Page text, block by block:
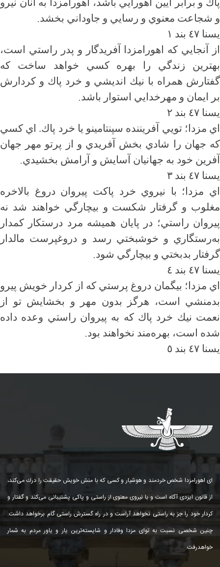
پاك و برابر آيين اهورايي باشد، اهورامزدا به آنان نيرو
و شجاعت معنوي و رسايي و جاوداني بخشد.
يسنا ٤٧ بند ١
از آنجايي كه اهورامزدا آفريدگار و پدر راستي است،
بهترين زندگي را بهره كسي خواهد ساخت كه
گفتارش همراه با نيك انديشي و خرد پاك و كردارش
بر ايمان و مهرخدايي استوار باشد.
يسنا ٤٧ بند ٢
اي مزدا؛ تويي آفريننده سپنتامينو يا خرد پاك. اي كسي
كه جهان را شادي بخش آفريدي و از پرتو مهر جهان
آفرين خود به جهانيان آسايش و آرامش بخشيدي.
يسنا ٤٧ بند ٣
اي مزدا؛ با نيروي خرد پاكت پيروان دروغ بالاخره
مغلوب و گرفتار شكست و بيچارگي خواهند شد نه
پيروان راستي؛ در پايان هميشه مرد درستكار كمدار
به‌رستگاري و خوشبختي رسد و دروغپرست مالدار
گرفتار بدبختي و بيچارگي شود.
يسنا ٤٧ بند ٤
اي مزدا؛ بيگمان دروغ پرستي كه از كردار خويش پيرو
بدمنشي است، هرگز بدون مهر و بخشايش تو از
نعمت نيك خرد پاك كه به پيروان راستي وعده داده
شده است، بهره‌مند نخواهند بود.
يسنا ٤٧ بند ٥
ای اهورامزدا شخص خردمند و هوشیار و كسی كه با منش خویش حقیقت را درك می‌كند،
از قانون ایزدی آگاه است و با نیروی معنوی از راستی و پاكی پشتیبانی می‌كند و گفتار و
كردار خود را جز به راستی نخواهد آراست و در راه گسترش راستی گام برخواهد داشت.
چنین شخصی نسبت به توای مزدا وفادار و شایسته‌ترین یار و یاور مردم به شمار
خواهد‌رفت.